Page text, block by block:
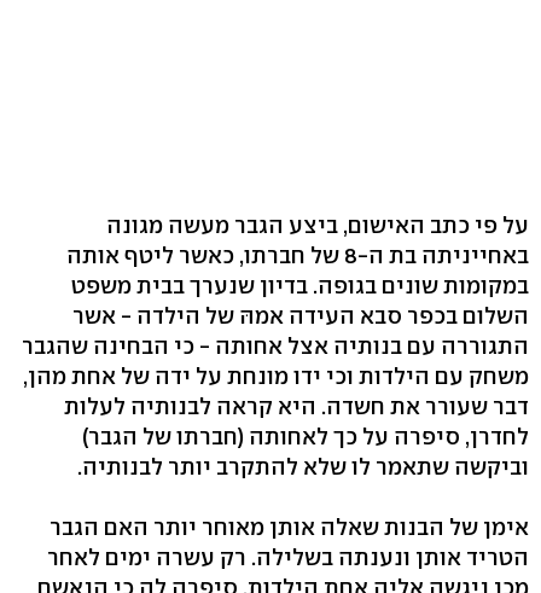
על פי כתב האישום, ביצע הגבר מעשה מגונה
באחייניתה בת ה-8 של חברתו, כאשר ליטף אותה
במקומות שונים בגופה. בדיון שנערך בבית משפט
השלום בכפר סבא העידה אמהּ של הילדה - אשר
התגוררה עם בנותיה אצל אחותה - כי הבחינה שהגבר
משחק עם הילדות וכי ידו מונחת על ידה של אחת מהן,
דבר שעורר את חשדה. היא קראה לבנותיה לעלות
לחדרן, סיפרה על כך לאחותה (חברתו של הגבר)
וביקשה שתאמר לו שלא להתקרב יותר לבנותיה.
אימן של הבנות שאלה אותן מאוחר יותר האם הגבר
הטריד אותן ונענתה בשלילה. רק עשרה ימים לאחר